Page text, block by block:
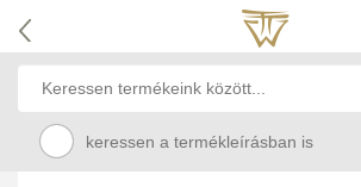
keressen a termékleírásban is